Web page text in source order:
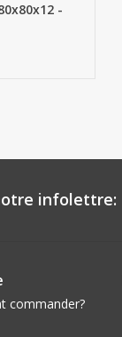
-
infolettre:
commander?